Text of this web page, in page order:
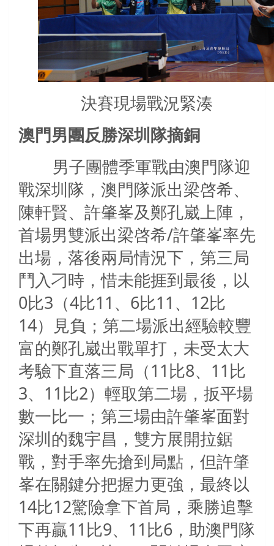
決賽現場戰況緊湊
澳門男團反勝深圳隊摘銅
男子團體季軍戰由澳門隊迎
戰深圳隊，澳門隊派出梁啓希、
陳軒賢、許肇峯及鄭孔崴上陣，
首場男雙派出梁啓希/許肇峯率先
出場，落後兩局情況下，第三局
鬥入刁時，惜未能捱到最後，以
0比3（4比11、6比11、12比
14）見負；第二場派出經驗較豐
富的鄭孔崴出戰單打，未受太大
考驗下直落三局（11比8、11比
3、11比2）輕取第二場，扳平場
數一比一；第三場由許肇峯面對
深圳的魏宇昌，雙方展開拉鋸
戰，對手率先搶到局點，但許肇
峯在關鍵分把握力更強，最終以
14比12驚險拿下首局，乘勝追擊
下再贏11比9、11比6，助澳門隊